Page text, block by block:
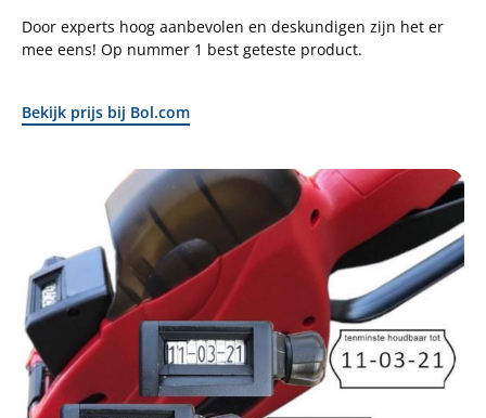
Door experts hoog aanbevolen en deskundigen zijn het er
mee eens! Op nummer 1 best geteste product.
Bekijk prijs bij Bol.com